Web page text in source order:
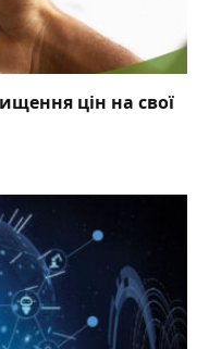
цін на свої